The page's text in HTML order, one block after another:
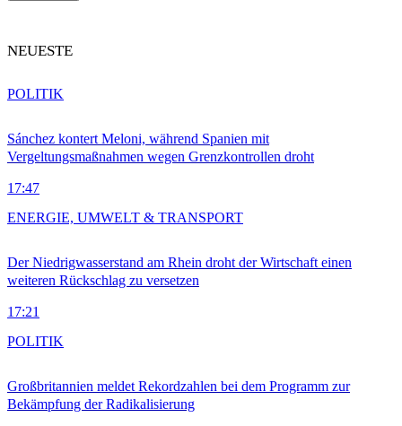
NEUESTE
Sánchez kontert Meloni, während Spanien mit
Vergeltungsmaßnahmen wegen Grenzkontrollen droht
17:47
POLITIK
Der Niedrigwasserstand am Rhein droht der Wirtschaft einen
weiteren Rückschlag zu versetzen
17:21
ENERGIE, UMWELT & TRANSPORT
Großbritannien meldet Rekordzahlen bei dem Programm zur
Bekämpfung der Radikalisierung
POLITIK